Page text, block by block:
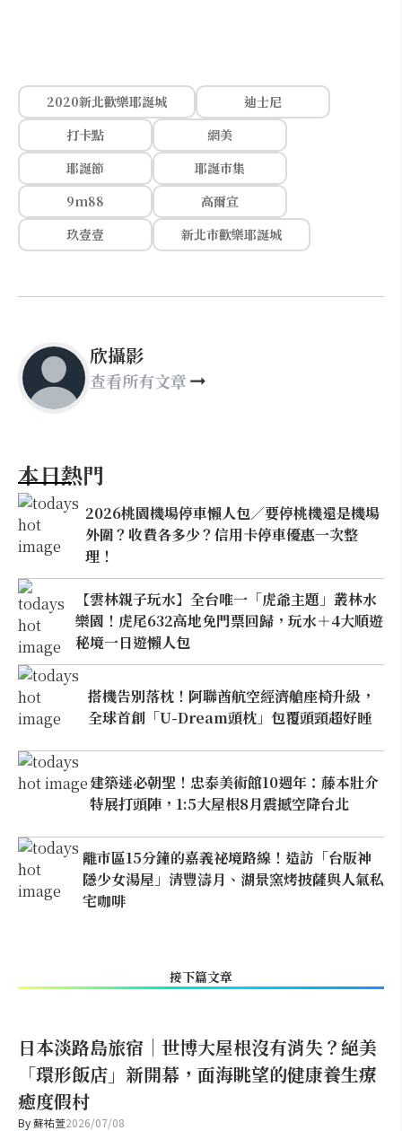
2020新北歡樂耶誕城
迪士尼
打卡點
網美
耶誕節
耶誕市集
9m88
高爾宣
玖壹壹
新北市歡樂耶誕城
欣攝影
查看所有文章
本日熱門
2026桃園機場停車懶人包／要停桃機還是機場
外圍？收費各多少？信用卡停車優惠一次整
理！
【雲林親子玩水】全台唯一「虎爺主題」叢林水
樂園！虎尾632高地免門票回歸，玩水＋4大順遊
秘境一日遊懶人包
搭機告別落枕！阿聯酋航空經濟艙座椅升級，
全球首創「U-Dream頭枕」包覆頭頸超好睡
建築迷必朝聖！忠泰美術館10週年：藤本壯介
特展打頭陣，1:5大屋根8月震撼空降台北
離市區15分鐘的嘉義祕境路線！造訪「台版神
隱少女湯屋」清豐濤月、湖景窯烤披薩與人氣私
宅咖啡
接下篇文章
日本淡路島旅宿｜世博大屋根沒有消失？絕美
「環形飯店」新開幕，面海眺望的健康養生療
癒度假村
By蘇祐萱2026/07/08